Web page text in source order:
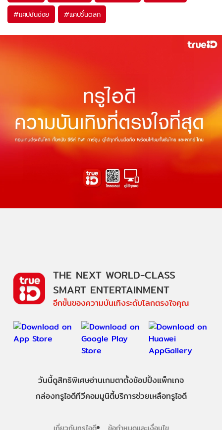
#แคปชั่นอ่อย #แคปชั่นตลก
THE NEXT WORLD-CLASS
SMART ENTERTAINMENT
อีกขั้นของความบันเทิงระดับโลกตรงใจคุณ
วันนี้ดูสิทธิพิเศษอ่านเกมตาตั้งช้อปปิ้งแพ็กเกจ
กล่องทรูไอดีทีวีคอมมูนิตี้บริการช่วยเหลือทรูไอดี